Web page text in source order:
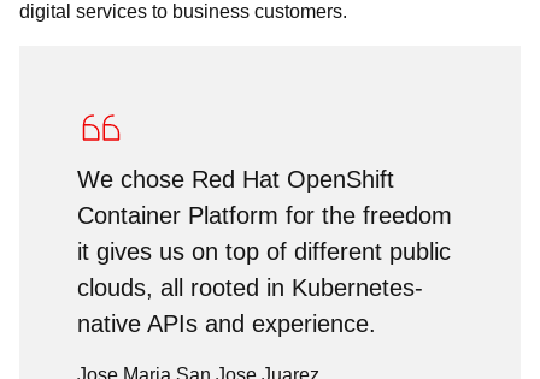
digital services to business customers.
We chose Red Hat OpenShift
Container Platform for the freedom
it gives us on top of different public
clouds, all rooted in Kubernetes-
native APIs and experience.
Jose Maria San Jose Juarez